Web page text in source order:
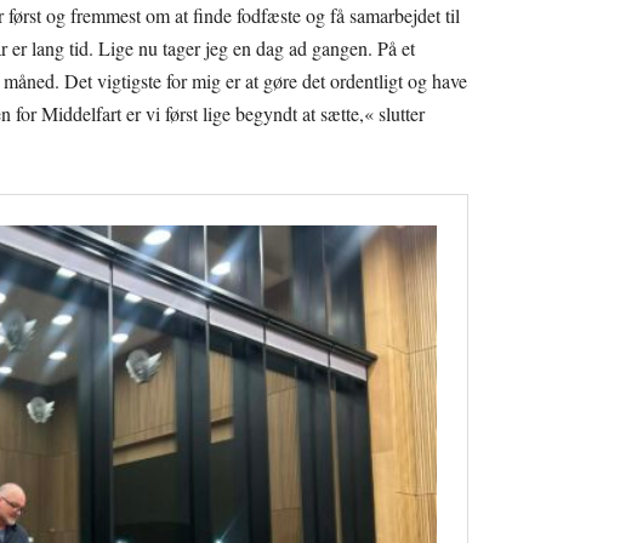
og fremmest om at finde fodfæste og få samarbejdet til
lang tid. Lige nu tager jeg en dag ad gangen. På et
Det vigtigste for mig er at gøre det ordentligt og have
for Middelfart er vi først lige begyndt at sætte,« slutter